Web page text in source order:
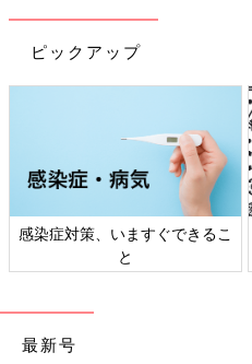
ピックアップ
感染症対策、いますぐできるこ
と
最新号